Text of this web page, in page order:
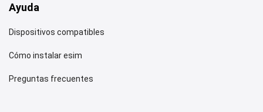
Ayuda
Dispositivos compatibles
Cómo instalar esim
Preguntas frecuentes